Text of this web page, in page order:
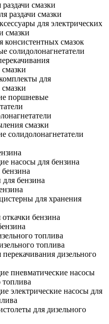
смазки
раздачи смазки
для электрических
смазки
консистентных смазок
солидолонагнетатели
для
поршневые
смазки
солидолонагнетатели
насосы для бензина
бензина
для хранения
бензина
топлива
топлива
дизельного
пневматические насосы
топлива
электрические насосы для
для дизельного